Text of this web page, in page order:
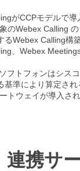
がCCPモデルで
象のWebex Calling
るWebex Calling構
、Webex
フトフォンはシス
基準により算定さ
トウェイが導入さ
連携サ